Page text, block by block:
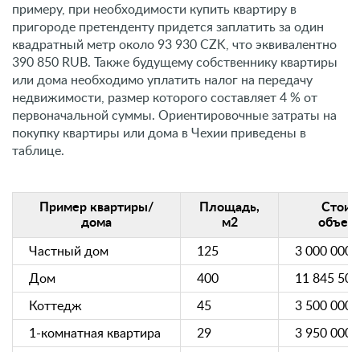
примеру, при необходимости купить квартиру в
пригороде претенденту придется заплатить за один
квадратный метр около 93 930 CZK, что эквивалентно
390 850 RUB. Также будущему собственнику квартиры
или дома необходимо уплатить налог на передачу
недвижимости, размер которого составляет 4 % от
первоначальной суммы. Ориентировочные затраты на
покупку квартиры или дома в Чехии приведены в
таблице.
Пример квартиры/
дома
Площадь,
м2
Частный дом
125
3 000 000
Дом
400
11 845 500
Коттедж
45
3 500 000
1-комнатная квартира
29
3 950 000